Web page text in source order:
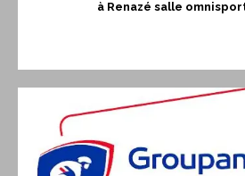
à Renazé salle